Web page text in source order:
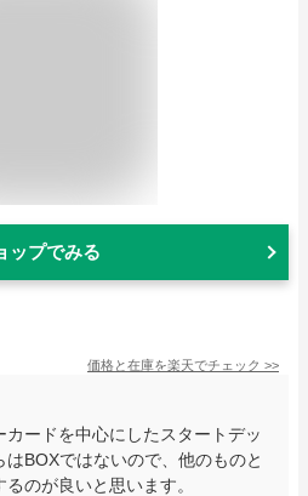
ップでみる
価格と在庫を楽天でチェック >>
ードを中心にしたスタートデッ
BOXではないので、他のものと
のが良いと思います。